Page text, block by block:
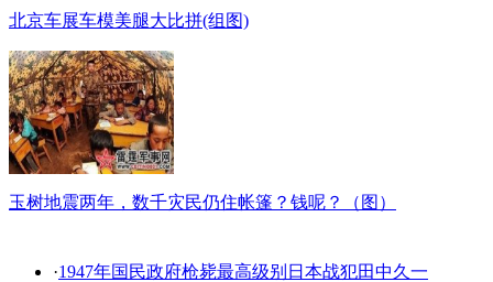
北京车展车模美腿大比拼(组图)
玉树地震两年，数千灾民仍住帐篷？钱呢？（图）
·1947年国民政府枪毙最高级别日本战犯田中久一